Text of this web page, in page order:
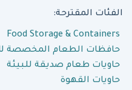
الفئات المقترحة:
Food Storage & Containers
حافظات الطعام المخصصة
حاويات طعام صديقة للبيئة
حاويات القهوة